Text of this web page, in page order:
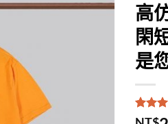
高
閑
是
評分
1